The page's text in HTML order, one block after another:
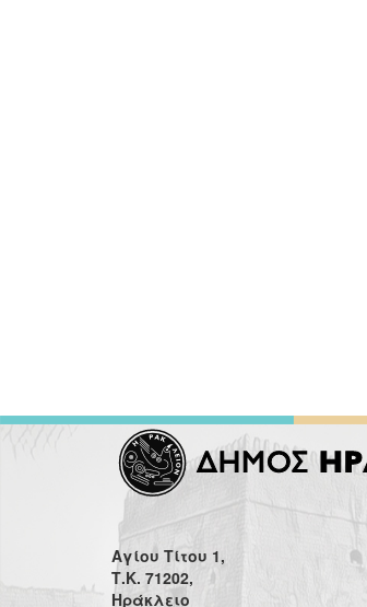
Αγίου Τίτου 1,
Τ.Κ. 71202,
Ηράκλειο